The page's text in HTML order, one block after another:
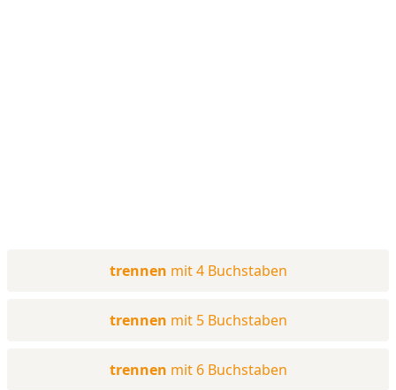
trennen mit 4 Buchstaben
trennen mit 5 Buchstaben
trennen mit 6 Buchstaben